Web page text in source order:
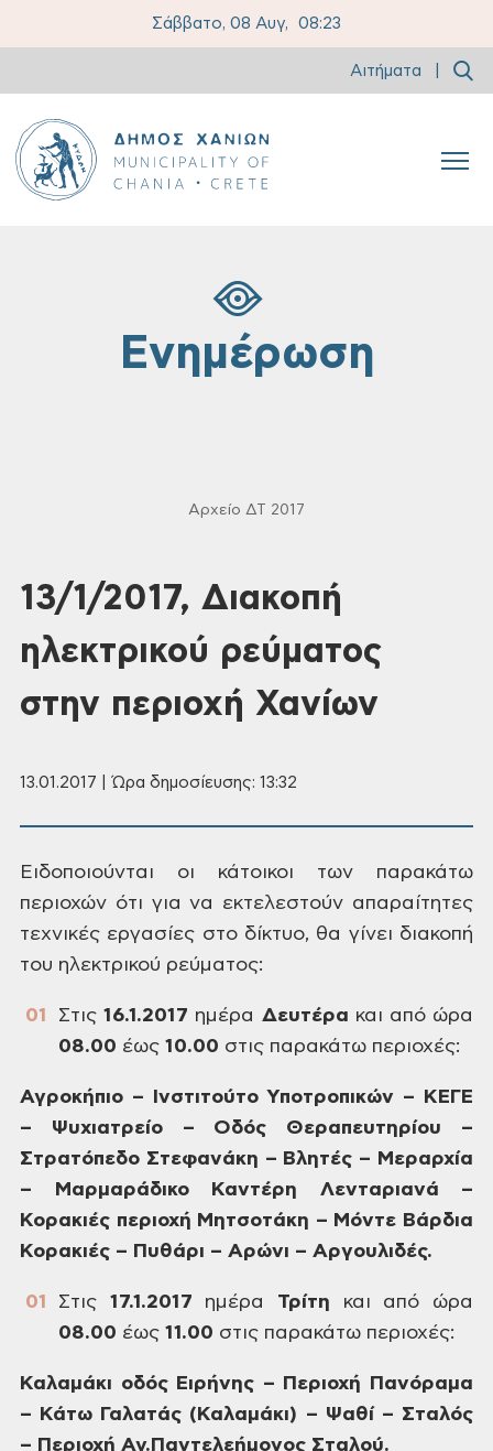
Σάββατο, 08 Αυγ, 08:23
Αιτήματα
Ενημέρωση
Αρχείο ΔΤ 2017
13/1/2017, Διακοπή
ηλεκτρικού ρεύματος
στην περιοχή Χανίων
13.01.2017 | Ώρα δημοσίευσης: 13:32
Ειδοποιούνται οι κάτοικοι των παρακάτω
περιοχών ότι για να εκτελεστούν απαραίτητες
τεχνικές εργασίες στο δίκτυο, θα γίνει διακοπή
του ηλεκτρικού ρεύματος:
Στις16.1.2017 ημέρα Δευτέρα και από ώρα
08.00 έως 10.00 στις παρακάτω περιοχές:
Αγροκήπιο – Ινστιτούτο Υποτροπικών – ΚΕΓΕ
– Ψυχιατρείο – Οδός Θεραπευτηρίου –
Στρατόπεδο Στεφανάκη – Βλητές – Μεραρχία
– Μαρμαράδικο Καντέρη Λενταριανά –
Κορακιές περιοχή Μητσοτάκη – Μόντε Βάρδια
Κορακιές – Πυθάρι – Αρώνι – Αργουλιδές.
Στις 17.1.2017 ημέρα Τρίτη και από ώρα
08.00 έως 11.00 στις παρακάτω περιοχές:
Καλαμάκι οδός Ειρήνης – Περιοχή Πανόραμα
– Κάτω Γαλατάς (Καλαμάκι) – Ψαθί – Σταλός
– Περιοχή Αγ.Παντελεήμονος Σταλού.